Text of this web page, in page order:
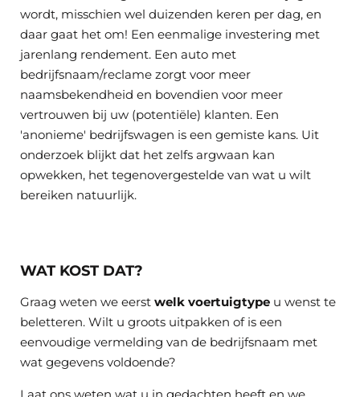
wordt, misschien wel duizenden keren per dag, en
daar gaat het om! Een eenmalige investering met
jarenlang rendement. Een auto met
bedrijfsnaam/reclame zorgt voor meer
naamsbekendheid en bovendien voor meer
vertrouwen bij uw (potentiële) klanten. Een
'anonieme' bedrijfswagen is een gemiste kans. Uit
onderzoek blijkt dat het zelfs argwaan kan
opwekken, het tegenovergestelde van wat u wilt
bereiken natuurlijk.
WAT KOST DAT?
Graag weten we eerst welk voertuigtype u wenst te
beletteren. Wilt u groots uitpakken of is een
eenvoudige vermelding van de bedrijfsnaam met
wat gegevens voldoende?